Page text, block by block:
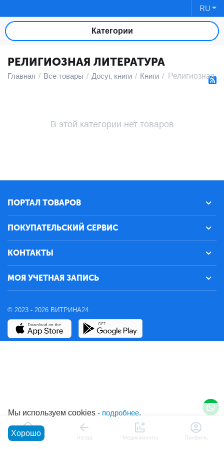
RU
Категории
РЕЛИГИОЗНАЯ ЛИТЕРАТУРА
Главная / Все товары / Досуг, книги / Книги / Религиозная
В этой категории нет товаров
ПОРТАЛ ТОВАРОВ
ПОКУПАТЕЛЬСКИЙ СЕРВИС
КОНТАКТЫ
МОЯ УЧЕТНАЯ ЗАПИСЬ
© 2023 - 2026 ВИТРИНА24.
Главная Назад Медикаменты Профиль
Мы используем cookies - подробнее.
Хорошо